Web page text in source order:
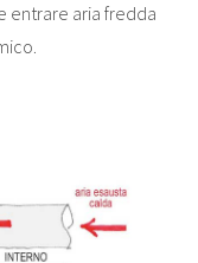
entrare aria fredda